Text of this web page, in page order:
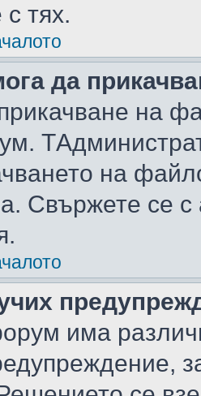
тях.
да
на
на
Свържете се
има